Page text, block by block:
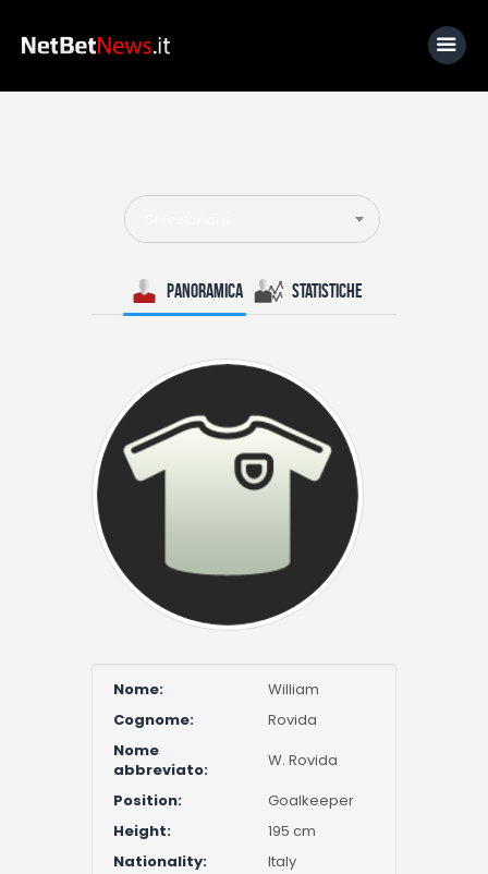
News
Calcio
Basket
Tennis
Lo Sapevi Che
Fantacalcio
I consigli di Giulia
Serie A
Panoramica Statistiche
Nome:
William
Cognome:
Rovida
Nome
abbreviato:
W. Rovida
Position:
Goalkeeper
Height:
195 cm
Nationality:
Italy